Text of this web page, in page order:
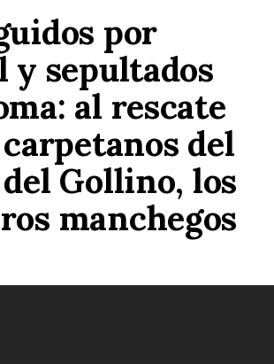
por
y sepultados
al rescate
del
Gollino, los
manchegos